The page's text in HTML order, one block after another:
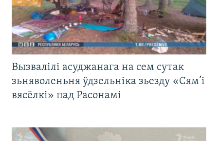
Вызвалілі асуджанага на сем сутак
зьняволеньня ўдзельніка зьезду «Сям’і
вясёлкі» пад Расонамі